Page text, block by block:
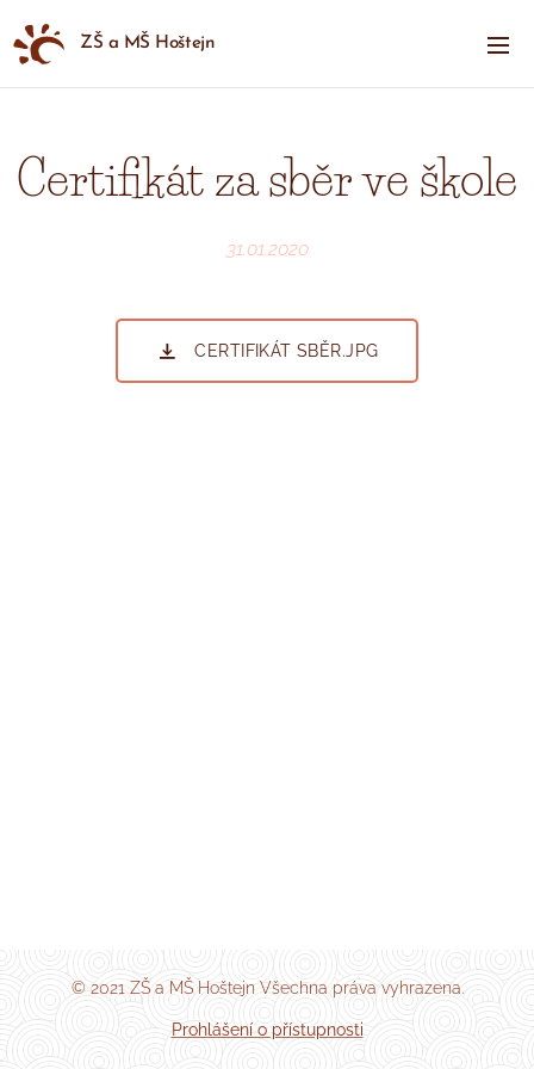
ZŠ a MŠ Hoštejn
Certifikát za sběr ve škole
31.01.2020
CERTIFIKÁT SBĚR.JPG
© 2021 ZŠ a MŠ Hoštejn Všechna práva vyhrazena.
Prohlášení o přístupnosti